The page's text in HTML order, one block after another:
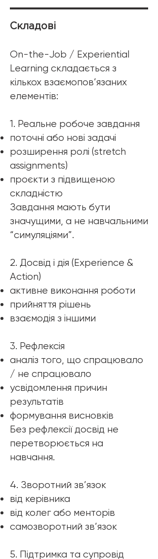
Складові
On-the-Job / Experiential
Learning складається з
кількох взаємопов’язаних
елементів:
1. Реальне робоче завдання
поточні або нові задачі
розширення ролі (stretch
assignments)
проєкти з підвищеною
складністю
Завдання мають бути
значущими, а не навчальними
“симуляціями”.
2. Досвід і дія (Experience &
Action)
активне виконання роботи
прийняття рішень
взаємодія з іншими
3. Рефлексія
аналіз того, що спрацювало
/ не спрацювало
усвідомлення причин
результатів
формування висновків
Без рефлексії досвід не
перетворюється на
навчання.
4. Зворотний зв’язок
від керівника
від колег або менторів
самозворотний зв’язок
5. Підтримка та супровід